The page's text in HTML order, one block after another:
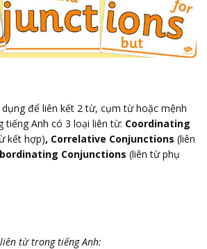
để liên kết 2 từ, cụm từ hoặc mệnh
tiếng Anh có 3 loại liên từ: Coordinating
kết hợp), Correlative Conjunctions (liên
Conjunctions (liên từ phụ
từ trong tiếng Anh: